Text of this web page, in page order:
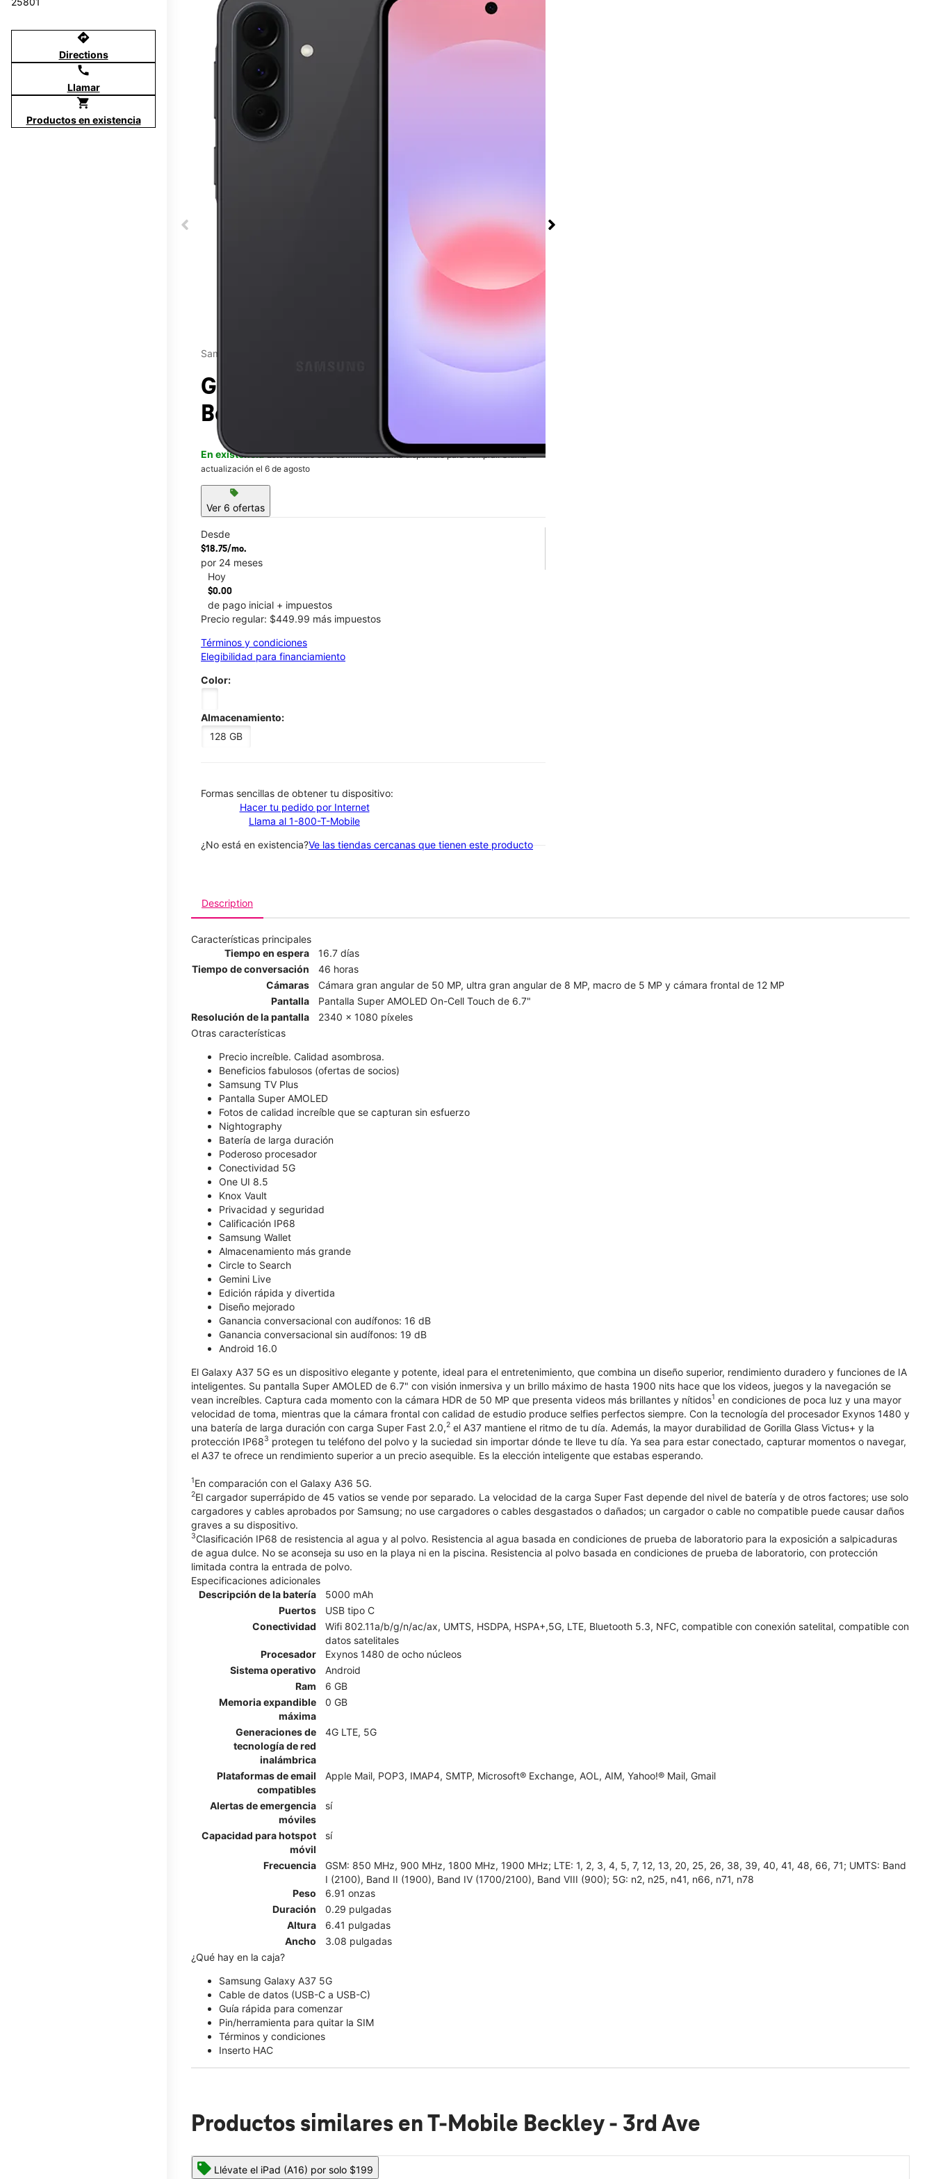
directions
Directions
call
Llamar
shopping_cart
Productos en existencia
This carousel contains a column of small thumbnails. Selecting a thumbnail will change the main image in the carousel that follows. Use the Previous and Next
Samsung
Galaxy A37 5G
Beckley - 3rd Ave
En existencia Este artículo está confirmado como disponible para comprar. Última
actualización el 6 de agosto
sell
Ver 6 ofertas
Desde
$18.75/mo.
por 24 meses
Hoy
$0.00
de pago inicial + impuestos
Precio regular: $449.99 más impuestos
Términos y condiciones
Elegibilidad para financiamiento
Color:
Almacenamiento:
128 GB
​​​​​​​Formas sencillas de obtener tu dispositivo:
Hacer tu pedido por Internet
Llama al 1-800-T-Mobile
¿No está en existencia?Ve las tiendas cercanas que tienen este producto
Description
Características principales
Tiempo en espera
16.7 días
Tiempo de conversación
46 horas
Cámaras
Cámara gran angular de 50 MP, ultra gran angular de 8 MP, macro de 5 MP y cámara frontal de 12 MP
Pantalla
Pantalla Super AMOLED On-Cell Touch de 6.7"
Resolución de la pantalla
2340 x 1080 píxeles
Otras características
Precio increíble. Calidad asombrosa.
Beneficios fabulosos (ofertas de socios)
Samsung TV Plus
Pantalla Super AMOLED
Fotos de calidad increíble que se capturan sin esfuerzo
Nightography
Batería de larga duración
Poderoso procesador
Conectividad 5G
One UI 8.5
Knox Vault
Privacidad y seguridad
Calificación IP68
Samsung Wallet
Almacenamiento más grande
Circle to Search
Gemini Live
Edición rápida y divertida
Diseño mejorado
Ganancia conversacional con audífonos: 16 dB
Ganancia conversacional sin audífonos: 19 dB
Android 16.0
El Galaxy A37 5G es un dispositivo elegante y potente, ideal para el entretenimiento, que combina un diseño superior, rendimiento duradero y funciones de IA
inteligentes. Su pantalla Super AMOLED de 6.7" con visión inmersiva y un brillo máximo de hasta 1900 nits hace que los videos, juegos y la navegación se
vean increíbles. Captura cada momento con la cámara HDR de 50 MP que presenta videos más brillantes y nítidos1 en condiciones de poca luz y una mayor
velocidad de toma, mientras que la cámara frontal con calidad de estudio produce selfies perfectos siempre. Con la tecnología del procesador Exynos 1480 y
una batería de larga duración con carga Super Fast 2.0,2 el A37 mantiene el ritmo de tu día. Además, la mayor durabilidad de Gorilla Glass Victus+ y la
protección IP683 protegen tu teléfono del polvo y la suciedad sin importar dónde te lleve tu día. Ya sea para estar conectado, capturar momentos o navegar,
el A37 te ofrece un rendimiento superior a un precio asequible. Es la elección inteligente que estabas esperando.
1En comparación con el Galaxy A36 5G.
2El cargador superrápido de 45 vatios se vende por separado. La velocidad de la carga Super Fast depende del nivel de batería y de otros factores; use solo
cargadores y cables aprobados por Samsung; no use cargadores o cables desgastados o dañados; un cargador o cable no compatible puede causar daños
graves a su dispositivo.
3Clasificación IP68 de resistencia al agua y al polvo. Resistencia al agua basada en condiciones de prueba de laboratorio para la exposición a salpicaduras
de agua dulce. No se aconseja su uso en la playa ni en la piscina. Resistencia al polvo basada en condiciones de prueba de laboratorio, con protección
limitada contra la entrada de polvo.
Especificaciones adicionales
Descripción de la batería
5000 mAh
Puertos
USB tipo C
Conectividad
Wifi 802.11a/b/g/n/ac/ax, UMTS, HSDPA, HSPA+,5G, LTE, Bluetooth 5.3, NFC, compatible con conexión satelital, compatible con
datos satelitales
Procesador
Exynos 1480 de ocho núcleos
Sistema operativo
Android
Ram
6 GB
Memoria expandible
máxima
0 GB
Generaciones de
tecnología de red
inalámbrica
4G LTE, 5G
Plataformas de email
compatibles
Apple Mail, POP3, IMAP4, SMTP, Microsoft® Exchange, AOL, AIM, Yahoo!® Mail, Gmail
Alertas de emergencia
móviles
sí
Capacidad para hotspot
móvil
sí
Frecuencia
GSM: 850 MHz, 900 MHz, 1800 MHz, 1900 MHz; LTE: 1, 2, 3, 4, 5, 7, 12, 13, 20, 25, 26, 38, 39, 40, 41, 48, 66, 71; UMTS: Band
I (2100), Band II (1900), Band IV (1700/2100), Band VIII (900); 5G: n2, n25, n41, n66, n71, n78
Peso
6.91 onzas
Duración
0.29 pulgadas
Altura
6.41 pulgadas
Ancho
3.08 pulgadas
¿Qué hay en la caja?
Samsung Galaxy A37 5G
Cable de datos (USB-C a USB-C)
Guía rápida para comenzar
Pin/herramienta para quitar la SIM
Términos y condiciones
Inserto HAC
Productos similares en T-Mobile Beckley - 3rd Ave
Llévate el iPad (A16) por solo $199